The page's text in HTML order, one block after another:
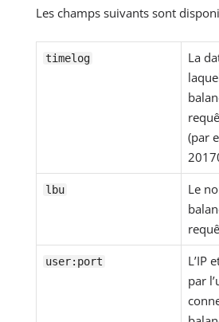
Les champs suivants sont
timelog
La
(par
lbu
Le
user:port
L’IP
par